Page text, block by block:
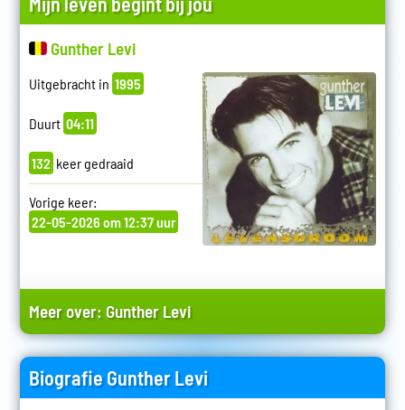
Gunther Levi
Uitgebracht in 1995
Duurt 04:11
132 keer gedraaid
Vorige keer:
22-05-2026 om 12:37 uur
Meer over: Gunther Levi
Biografie Gunther Levi